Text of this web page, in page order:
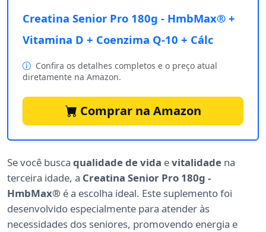
Creatina Senior Pro 180g - HmbMax® +
Vitamina D + Coenzima Q-10 + Cálc
Confira os detalhes completos e o preço atual
diretamente na Amazon.
Comprar na Amazon
Se você busca qualidade de vida evitalidade na
terceira idade, a Creatina Senior Pro 180g -
HmbMax® é a escolha ideal. Este suplemento foi
desenvolvido especialmente para atender às
necessidades dos seniores, promovendo energia e